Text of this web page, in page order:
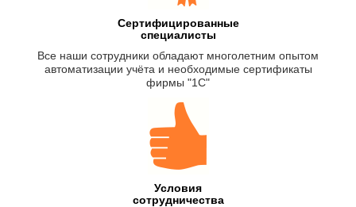
Сертифицированные
специалисты
Все наши сотрудники обладают многолетним опытом
автоматизации учёта и необходимые сертификаты
фирмы "1С"
Условия
сотрудничества